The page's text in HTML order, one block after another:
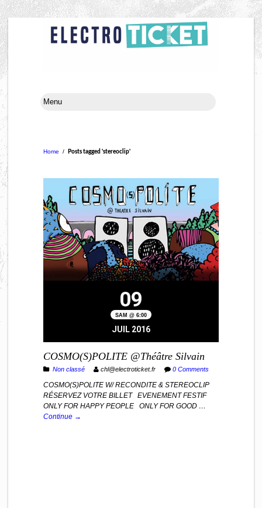
Home / Posts tagged 'stereoclip'
09
SAM @ 6:00
JUIL 2016
COSMO(S)POLITE @Théâtre Silvain
Non classé chl@electroticket.fr 0 Comments
COSMO(S)POLITE W/ RECONDITE & STEREOCLIP
RÉSERVEZ VOTRE BILLET EVENEMENT FESTIF
ONLY FOR HAPPY PEOPLE ONLY FOR GOOD …
Continue →